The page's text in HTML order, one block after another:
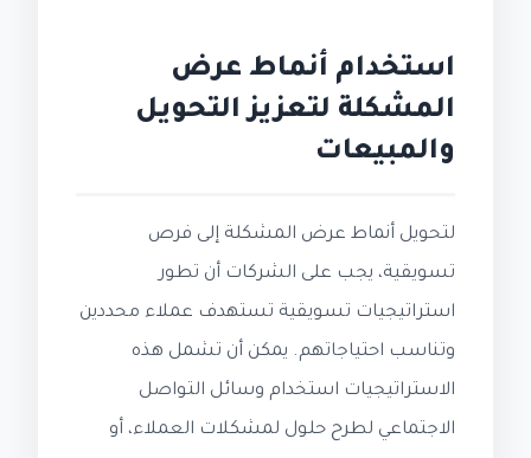
استخدام أنماط عرض
المشكلة لتعزيز التحويل
والمبيعات
لتحويل أنماط عرض المشكلة إلى فرص
تسويقية، يجب على الشركات أن تطور
استراتيجيات تسويقية تستهدف عملاء محددين
وتناسب احتياجاتهم. يمكن أن تشمل هذه
الاستراتيجيات استخدام وسائل التواصل
الاجتماعي لطرح حلول لمشكلات العملاء، أو